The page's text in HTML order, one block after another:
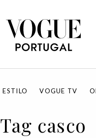
ESTILO VOGUE TV
Tag casco